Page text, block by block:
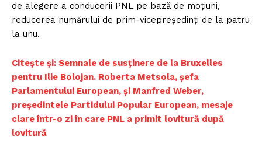
de alegere a conducerii PNL pe bază de moţiuni,
reducerea numărului de prim-vicepreşedinţi de la patru
la unu.
Citește și: Semnale de susținere de la Bruxelles
pentru Ilie Bolojan. Roberta Metsola, șefa
Parlamentului European, și Manfred Weber,
președintele Partidului Popular European, mesaje
clare într-o zi în care PNL a primit lovitură după
lovitură